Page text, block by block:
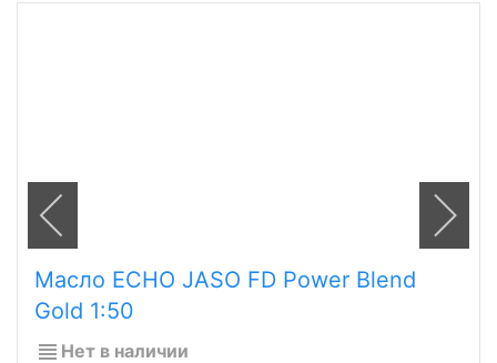
Масло ECHO JASO FD Power Blend
Gold 1:50
Нет в наличии